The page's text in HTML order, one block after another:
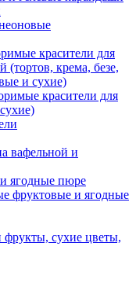
красители для
(тортов, крема, безе,
и сухие)
красители для
вафельной и
ягодные пюре
фруктовые и ягодные
сухие цветы,